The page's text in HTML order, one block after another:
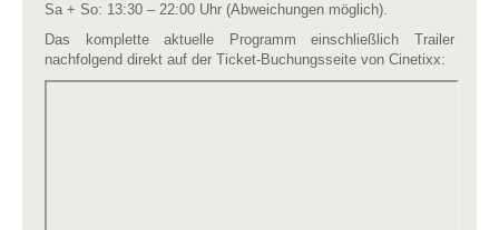
Sa + So: 13:30 – 22:00 Uhr (Abweichungen möglich).
Das komplette aktuelle Programm einschließlich Trailer
nachfolgend direkt auf der Ticket-Buchungsseite von Cinetixx: